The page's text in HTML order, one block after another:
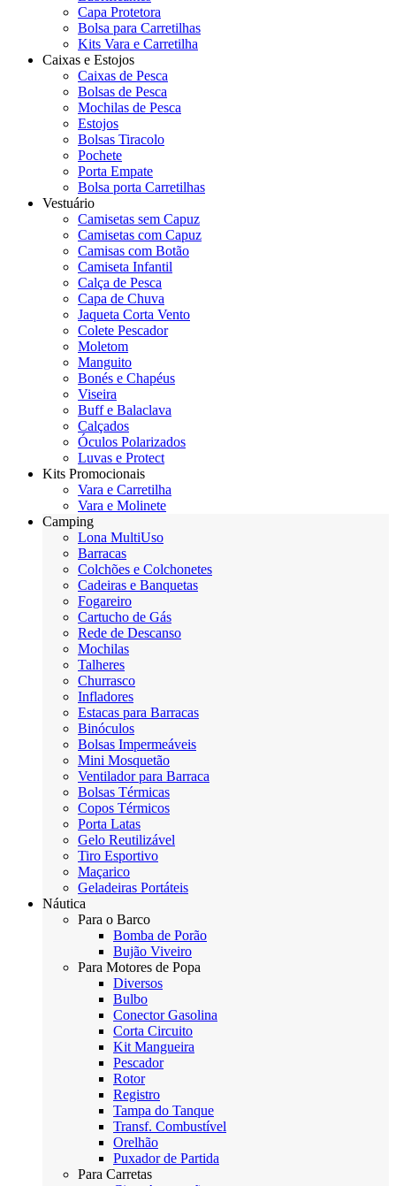
Capa Protetora
Bolsa para Carretilhas
Kits Vara e Carretilha
Caixas e Estojos
Caixas de Pesca
Bolsas de Pesca
Mochilas de Pesca
Estojos
Bolsas Tiracolo
Pochete
Porta Empate
Bolsa porta Carretilhas
Vestuário
Camisetas sem Capuz
Camisetas com Capuz
Camisas com Botão
Camiseta Infantil
Calça de Pesca
Capa de Chuva
Jaqueta Corta Vento
Colete Pescador
Moletom
Manguito
Bonés e Chapéus
Viseira
Buff e Balaclava
Calçados
Óculos Polarizados
Luvas e Protect
Kits Promocionais
Vara e Carretilha
Vara e Molinete
Camping
Lona MultiUso
Barracas
Colchões e Colchonetes
Cadeiras e Banquetas
Fogareiro
Cartucho de Gás
Rede de Descanso
Mochilas
Talheres
Churrasco
Infladores
Estacas para Barracas
Binóculos
Bolsas Impermeáveis
Mini Mosquetão
Ventilador para Barraca
Bolsas Térmicas
Copos Térmicos
Porta Latas
Gelo Reutilizável
Tiro Esportivo
Maçarico
Geladeiras Portáteis
Náutica
Para o Barco
Bomba de Porão
Bujão Viveiro
Para Motores de Popa
Diversos
Bulbo
Conector Gasolina
Corta Circuito
Kit Mangueira
Pescador
Rotor
Registro
Tampa do Tanque
Transf. Combustível
Orelhão
Puxador de Partida
Para Carretas